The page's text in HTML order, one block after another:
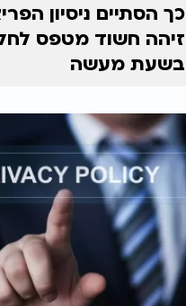
כך הסתיים ניסיון
זיהה חשוד מטפס
בשעת מעשה